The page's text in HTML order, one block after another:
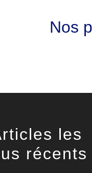
Nos
les
récents